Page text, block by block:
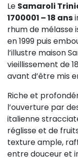
Le Samaroli
1700001 – 18 ans
rhum de mélasse
en 1999 puis
l’illustre maison
vieillissement de
avant d’être mis
Riche et
l’ouverture par
italienne
réglisse et de
texture ample,
entre douceur et